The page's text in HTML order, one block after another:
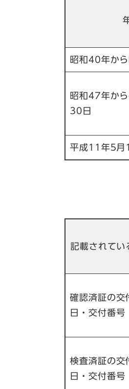
昭和40年か
昭和47年か
30日
平成11年5月
記載されてい
確認済証の交
日・交付番号
検査済証の交
日・交付番号